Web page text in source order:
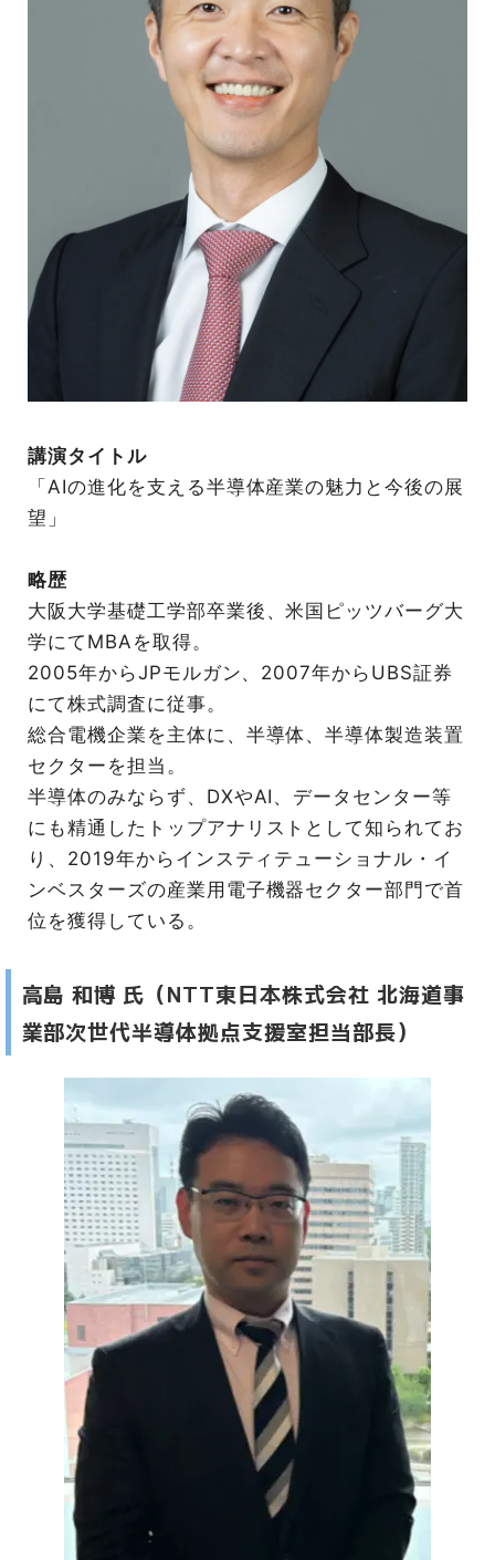
講演タイトル
「AIの進化を支える半導体産業の魅力と今後の展
望」
略歴
大阪大学基礎工学部卒業後、米国ピッツバーグ大
学にてMBAを取得。
2005年からJPモルガン、2007年からUBS証券
にて株式調査に従事。
総合電機企業を主体に、半導体、半導体製造装置
セクターを担当。
半導体のみならず、DXやAI、データセンター等
にも精通したトップアナリストとして知られてお
り、2019年からインスティテューショナル・イ
ンベスターズの産業用電子機器セクター部門で首
位を獲得している。
高島 和博 氏（NTT東日本株式会社 北海道事
業部次世代半導体拠点支援室担当部長）